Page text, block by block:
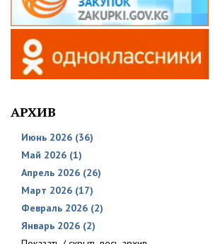
АРХИВ
Июнь 2026 (36)
Май 2026 (1)
Апрель 2026 (26)
Март 2026 (17)
Февраль 2026 (2)
Январь 2026 (2)